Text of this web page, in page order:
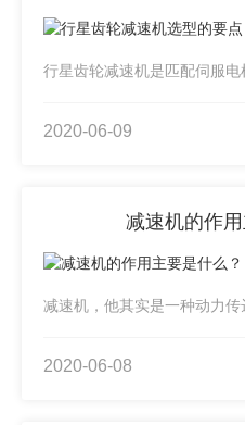
行星齿轮减速机是匹配伺服电
2020-06-09
减速机的作
减速机，他其实是一种动力传
2020-06-08